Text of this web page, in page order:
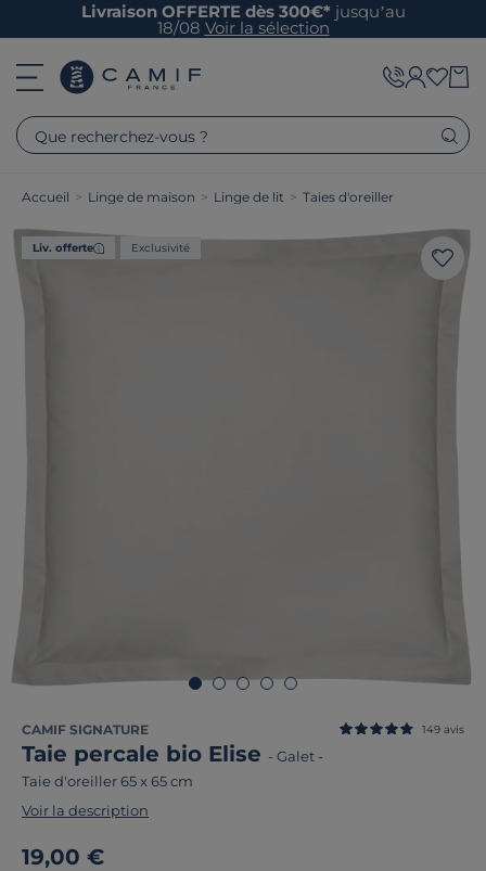
Livraison OFFERTE dès 300€* jusqu’au
18/08 Voir la sélection
Que recherchez-vous ?
Accueil > Linge de maison > Linge de lit > Taies d'oreiller
Liv. offerte Exclusivité
CAMIF SIGNATURE
Taie percale bio Elise - Galet -
Taie d'oreiller 65 x 65 cm
149 avis
Voir la description
19,00 €